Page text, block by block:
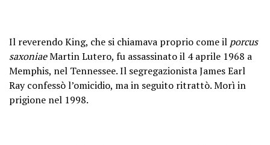
Il reverendo King, che si chiamava proprio come il porcus
saxoniaeMartin Lutero, fu assassinato il 4 aprile 1968 a
Memphis, nel Tennessee. Il segregazionista James Earl
Ray confessò l’omicidio, ma in seguito ritrattò. Morì in
prigione nel 1998.